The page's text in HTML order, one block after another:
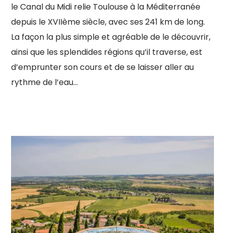
le Canal du Midi relie Toulouse à la Méditerranée
depuis le XVIIème siècle, avec ses 241 km de long.
La façon la plus simple et agréable de le découvrir,
ainsi que les splendides régions qu’il traverse, est
d’emprunter son cours et de se laisser aller au
rythme de l’eau…